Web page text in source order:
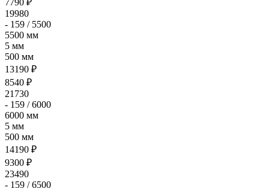
19980
- 159 / 5500
5500 мм
5 мм
500 мм
13190 ₽
8540 ₽
21730
- 159 / 6000
6000 мм
5 мм
500 мм
14190 ₽
9300 ₽
23490
- 159 / 6500